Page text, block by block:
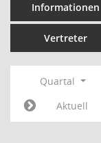
Informationen
Vertreter
Quartal
Aktuell